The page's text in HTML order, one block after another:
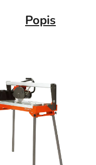
Popis